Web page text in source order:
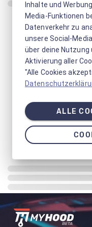
Inhalte und
Media-Funktionen
Datenverkehr zu
unsere Social-
über deine
Aktivierung aller
"Alle Cookies
ALLE